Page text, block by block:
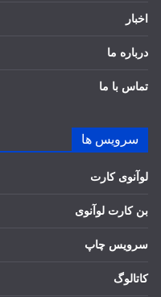
اخبار
درباره ما
تماس با ما
سرویس ها
لوآنوی کارت
بن کارت لوآنوی
سرویس چاپ
کاتالوگ